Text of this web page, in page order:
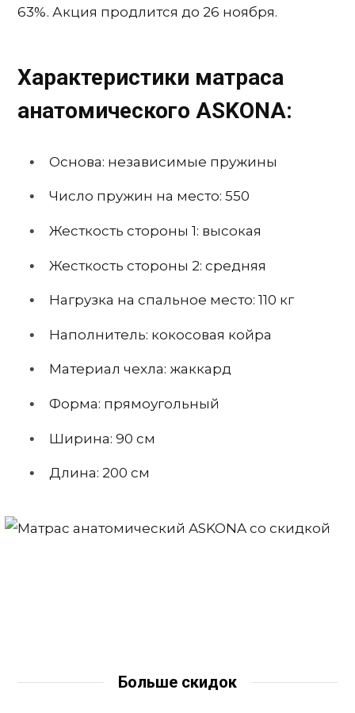
63%. Акция продлится до 26 ноября.
Характеристики матраса
анатомического ASKONA:
Основа: независимые пружины
Число пружин на место: 550
Жесткость стороны 1: высокая
Жесткость стороны 2: средняя
Нагрузка на спальное место: 110 кг
Наполнитель: кокосовая койра
Материал чехла: жаккард
Форма: прямоугольный
Ширина: 90 см
Длина: 200 см
Больше скидок